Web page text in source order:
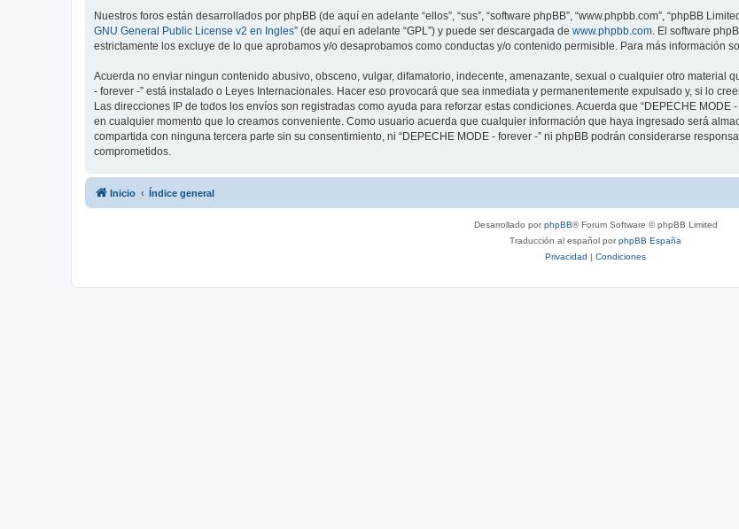
Nuestros foros están desarrollados por phpBB (de aquí en adelante “ellos”, “sus”, “software phpBB”, “www.phpbb.com”, “phpBB
GNU General Public License v2 en Ingles” (de aquí en adelante “GPL”) y puede ser descargada de www.phpbb.com . El software
estrictamente los excluye de lo que aprobamos y/o desaprobamos como conductas y/o contenido permisible. Para más información
Acuerda no enviar ningun contenido abusivo, obsceno, vulgar, difamatorio, indecente, amenazante, sexual o cualquier otro material
- forever -” está instalado o Leyes Internacionales. Hacer eso provocará que sea inmediata y permanentemente expulsado y, si lo
Las direcciones IP de todos los envíos son registradas como ayuda para reforzar estas condiciones. Acuerda que “DEPECHE
en cualquier momento que lo creamos conveniente. Como usuario acuerda que cualquier información que haya ingresado será
compartida con ninguna tercera parte sin su consentimiento, ni “DEPECHE MODE - forever -” ni phpBB podrán considerarse
comprometidos.
Inicio Índice general
Desarrollado porphpBB® Forum Software © phpBB Limited
Traducción al español porphpBB España
Privacidad | Condiciones